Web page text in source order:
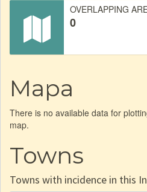
OVERLAPPING
0
Mapa
There is no available data for
map.
Towns
Towns with incidence in this